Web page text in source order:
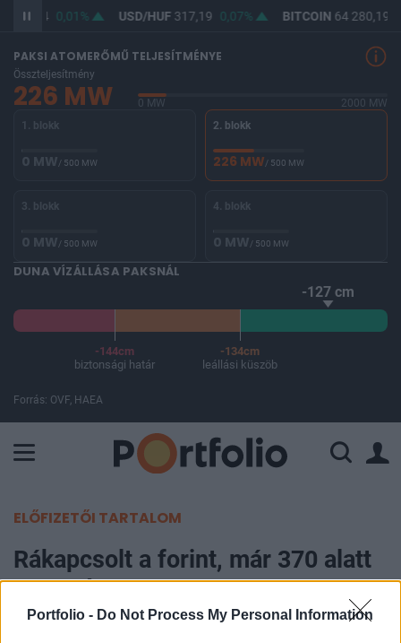
Portfolio - Do Not Process My Personal Information
365,44 0,01% USD/HUF317,19 0,07% BITCOIN64 280,19
PAKSI ATOMERŐMŰ TELJESÍTMÉNYE
Összteljesítmény
226 MW 0 MW
2000 MW
1. blokk
0 MW/ 500 MW
2. blokk
226 MW/ 500 MW
3. blokk
0 MW/ 500 MW
4. blokk
0 MW/ 500 MW
DUNA VÍZÁLLÁSA PAKSNÁL
-127 cm
-144cm
biztonsági határ
-134cm
leállási küszöb
Forrás: OVF, HAEA
ELŐFIZETŐI TARTALOM
Rákapcsolt a forint, már 370 alatt
az euró